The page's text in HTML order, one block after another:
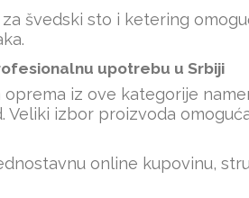
švedski sto i ketering
upotrebu u Srbiji
iz ove kategorije
Veliki izbor proizvoda
online kupovinu,